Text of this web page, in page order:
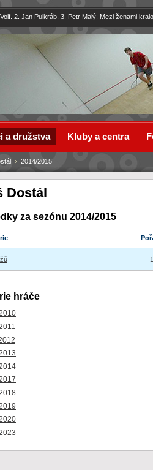
2. Jan Pulkráb, 3. Petr Malý. Mezi ženami
Dostál
za sezónu 2014/2015
hráče
› 2014/2015
a družstva Kluby a centra